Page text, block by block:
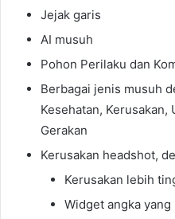
Jejak garis
AI musuh
Pohon Perilaku dan
Berbagai jenis musuh
Kesehatan, Kerusakan,
Gerakan
Kerusakan headshot,
Kerusakan lebih
Widget angka